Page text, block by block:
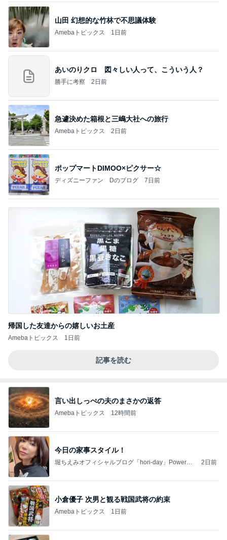
山田 幻想的な竹林で不思議体験
Amebaトピックス 1日前
あいのりクロ 図々しい人って、こういう人？
勝手に考察 2日前
急遽決めた箱根と三嶋大社への旅行
Amebaトピックス 2日前
ポップマートDIMOO×ピクサー☆
ディズニーファン Dのブログ 7日前
帰国した友達からの嬉しいお土産
Amebaトピックス 1日前
記事を読む
言い出しっぺの夫のまさかの返答
Amebaトピックス 12時間前
今日の家事スタイル！
堀ちえみオフィシャルブログ「hori-day」Powered
2日前
小倉優子 次男と観る戦国武将の約束
Amebaトピックス 1日前